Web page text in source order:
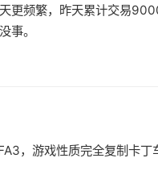
更频繁，昨天累计交易
事。
，游戏性质完全复制卡丁